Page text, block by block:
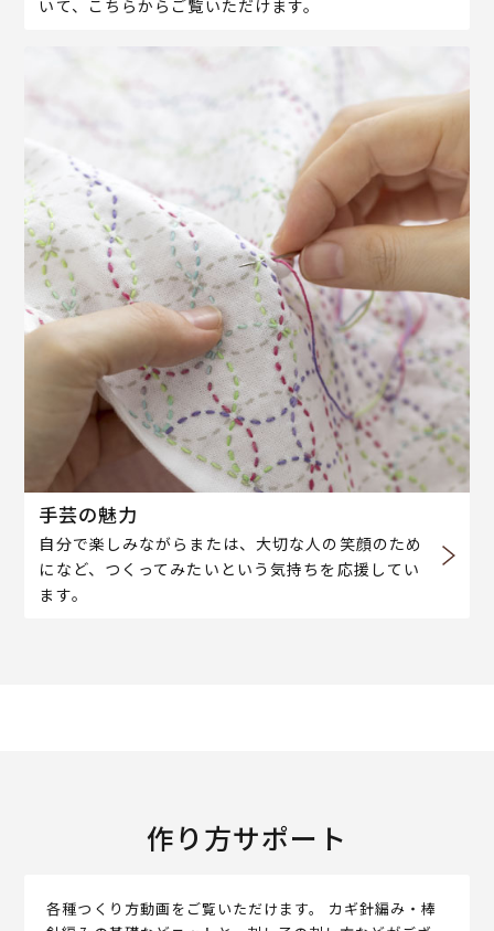
いて、こちらからご覧いただけます。
手芸の魅力
自分で楽しみながらまたは、大切な人の笑顔のため
になど、つくってみたいという気持ちを応援してい
ます。
作り方サポート
各種つくり方動画をご覧いただけます。 カギ針編み・棒